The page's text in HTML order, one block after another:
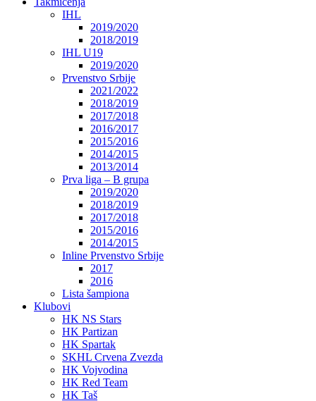
IHL
2019/2020
2018/2019
IHL U19
2019/2020
Prvenstvo Srbije
2021/2022
2018/2019
2017/2018
2016/2017
2015/2016
2014/2015
2013/2014
Prva liga – B grupa
2019/2020
2018/2019
2017/2018
2015/2016
2014/2015
Inline Prvenstvo Srbije
2017
2016
Lista šampiona
Klubovi
HK NS Stars
HK Partizan
HK Spartak
SKHL Crvena Zvezda
HK Vojvodina
HK Red Team
HK Taš